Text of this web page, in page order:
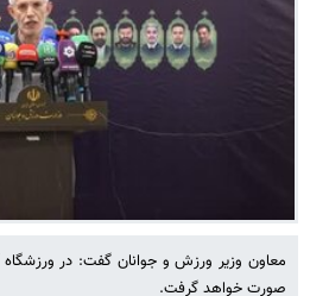
معاون وزیر ورزش و جوانان گفت: در
صورت خواهد گرفت.